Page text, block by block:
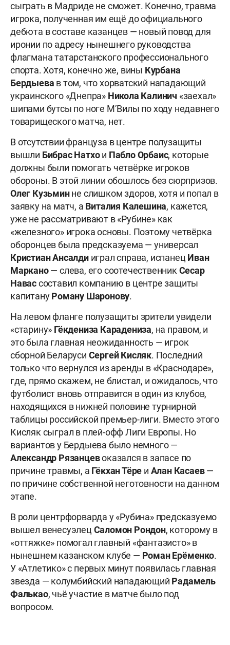
сыграть в Мадриде не сможет. Конечно, травма
игрока, полученная им ещё до официального
дебюта в составе казанцев — новый повод для
иронии по адресу нынешнего руководства
флагмана татарстанского профессионального
спорта. Хотя, конечно же, вины Курбана
Бердыева в том, что хорватский нападающий
украинского «Днепра» Никола Калинич «заехал»
шипами бутсы по ноге М’Вилы по ходу недавнего
товарищеского матча, нет.
В отсутствии француза в центре полузащиты
вышли Бибрас Натхои Пабло Орбаис, которые
должны были помогать четвёрке игроков
обороны. В этой линии обошлось без сюрпризов.
Олег Кузьминне слишком здоров, хотя и попал в
заявку на матч, а Виталия Калешина, кажется,
уже не рассматривают в «Рубине» как
«железного» игрока основы. Поэтому четвёрка
оборонцев была предсказуема — универсал
Кристиан Ансалдииграл справа, испанецИван
Маркано— слева, его соотечественникСесар
Навассоставил компанию в центре защиты
капитануРоману Шаронову.
На левом фланге полузащиты зрители увидели
«старину» Гёкдениза Карадениза, на правом, и
это была главная неожиданность — игрок
сборной Беларуси Сергей Кисляк. Последний
только что вернулся из аренды в «Краснодаре»,
где, прямо скажем, не блистал, и ожидалось, что
футболист вновь отправится в один из клубов,
находящихся в нижней половине турнирной
таблицы российской премьер-лиги. Вместо этого
Кисляк сыграл в плей-офф Лиги Европы. Но
вариантов у Бердыева было немного —
Александр Рязанцевоказался в запасе по
причине травмы, а Гёкхан Тёре и Алан Касаев—
по причине собственной неготовности на данном
этапе.
В роли центрфорварда у «Рубина» предсказуемо
вышел венесуэлецСаломон Рондон, которому в
«оттяжке» помогал главный «фантазисто» в
нынешнем казанском клубе — Роман Ерёменко.
У «Атлетико» с первых минут появилась главная
звезда — колумбийский нападающий Радамель
Фалькао, чьё участие в матче было под
вопросом.